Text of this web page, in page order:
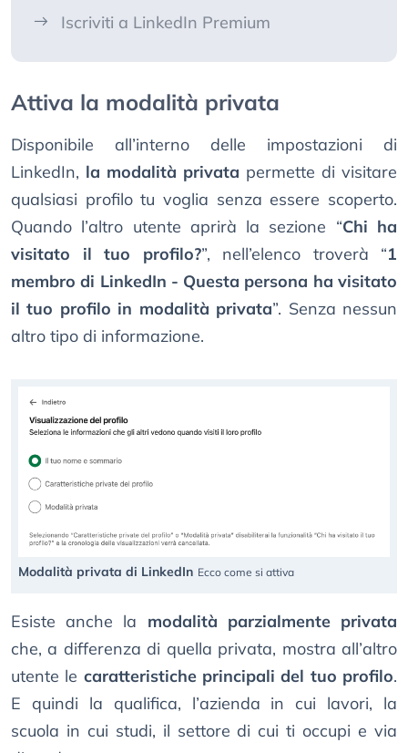
Iscriviti a LinkedIn Premium
Attiva la modalità privata
Disponibile all’interno delle impostazioni di
LinkedIn, la modalità privata permette di visitare
qualsiasi profilo tu voglia senza essere scoperto.
Quando l’altro utente aprirà la sezione “Chi ha
visitato il tuo profilo?”, nell’elenco troverà “1
membro di LinkedIn - Questa persona ha visitato
il tuo profilo in modalità privata”. Senza nessun
altro tipo di informazione.
Modalità privata di LinkedIn Ecco come si attiva
Esiste anche la modalità parzialmente privata
che, a differenza di quella privata, mostra all’altro
utente le caratteristiche principali del tuo profilo.
E quindi la qualifica, l’azienda in cui lavori, la
scuola in cui studi, il settore di cui ti occupi e via